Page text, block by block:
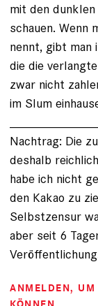
mit den
schauen. Wenn
nennt, gibt man
die die
zwar nicht
im Slum
Nachtrag: Die
deshalb
habe ich nicht
den Kakao zu
Selbstzensur
aber seit 6
ANMELDEN, UM